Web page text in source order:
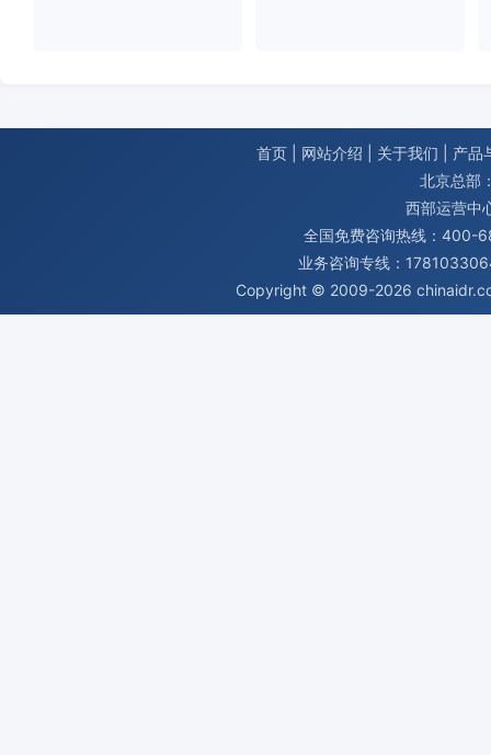
首页 网站介绍 关于我们
产品
北京总部
西部运营中
全国免费咨询热线：400-
业务咨询专线：
Copyright © 2009-2026